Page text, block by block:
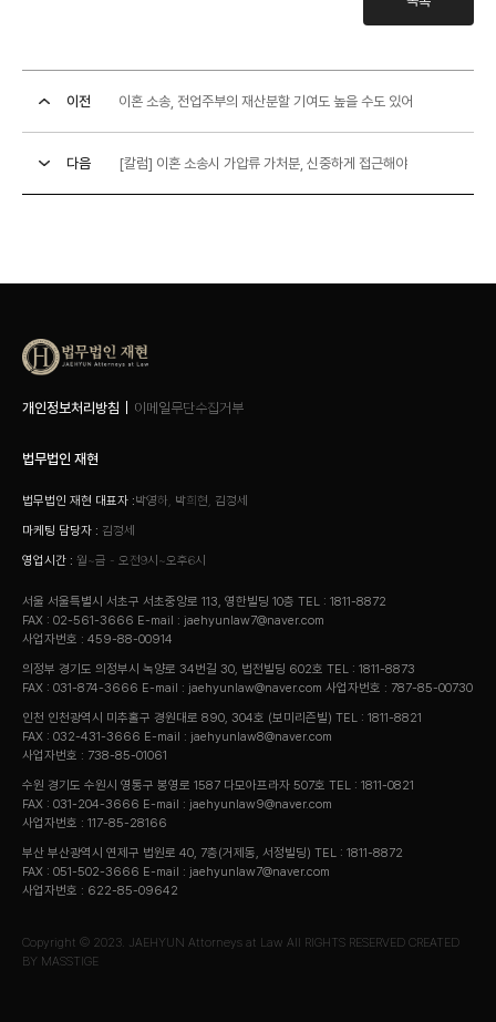
이전 이혼 소송, 전업주부의 재산분할 기여도 높을 수도 있어
다음 [칼럼] 이혼 소송시 가압류 가처분, 신중하게 접근해야
개인정보처리방침 이메일무단수집거부
법무법인 재현
법무법인 재현 대표자 :박영하, 박희현, 김정세
마케팅 담당자 : 김정세
영업시간 : 월~금 - 오전9시~오후6시
서울 서울특별시 서초구 서초중앙로 113, 영한빌딩 10층 TEL : 1811-8872
FAX : 02-561-3666 E-mail : jaehyunlaw7@naver.com
사업자번호 : 459-88-00914
의정부 경기도 의정부시 녹양로 34번길 30, 법전빌딩 602호 TEL : 1811-8873
FAX : 031-874-3666 E-mail : jaehyunlaw@naver.com 사업자번호 : 787-85-00730
인천 인천광역시 미추홀구 경원대로 890, 304호 (보미리즌빌) TEL : 1811-8821
FAX : 032-431-3666 E-mail : jaehyunlaw8@naver.com
사업자번호 : 738-85-01061
수원 경기도 수원시 영통구 봉영로 1587 다모아프라자 507호 TEL : 1811-0821
FAX : 031-204-3666 E-mail : jaehyunlaw9@naver.com
사업자번호 : 117-85-28166
부산 부산광역시 연제구 법원로 40, 7층(거제동, 서정빌딩) TEL : 1811-8872
FAX : 051-502-3666 E-mail : jaehyunlaw7@naver.com
사업자번호 : 622-85-09642
Copyright © 2023. JAEHYUN Attorneys at Law All RIGHTS RESERVED CREATED
BY MASSTIGE